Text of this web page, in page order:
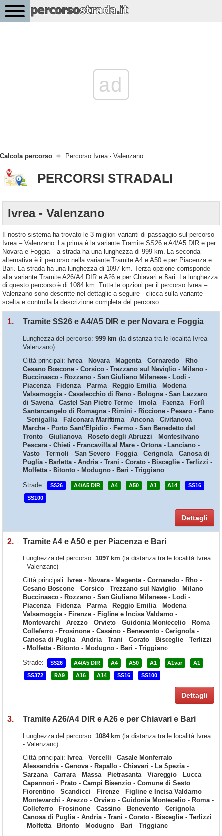
ad
Calcola percorso Percorso Ivrea - Valenzano
PERCORSI STRADALI
Ivrea - Valenzano
Il nostro sistema ha trovato le 3 migliori varianti di passaggio sul percorso
Ivrea – Valenzano. La prima è la variante Tramite SS26 e A4/A5 DIR e per
Novara e Foggia - la strada ha una lunghezza di 999 km. La seconda
alternativa è il percorso nella variante Tramite A4 e A50 e per Piacenza e
Bari. La strada ha una lunghezza di 1097 km. Terza opzione corrisponde
alla variante Tramite A26/A4 DIR e A26 e per Chiavari e Bari. La lunghezza
di questo percorso è di 1084 km. Tutte le opzioni per il percorso Ivrea –
Valenzano sono descritte nel dettaglio a seguire - clicca sulla variante
scelta e controlla la descrizione completa del percorso.
1. Tramite SS26 e A4/A5 DIR e per Novara e Foggia
Lunghezza del percorso: 999 km (la distanza tra le località Ivrea -
Valenzano)
Città principali: Ivrea- Novara- Magenta- Cornaredo - Rho -
Cesano Boscone - Corsico - Trezzano sul Naviglio - Milano -
Buccinasco - Rozzano - San Giuliano Milanese - Lodi -
Piacenza- Fidenza- Parma- Reggio Emilia- Modena-
Valsamoggia- Casalecchio di Reno - Bologna- San Lazzaro
di Savena- Castel San Pietro Terme - Imola- Faenza- Forlì -
Santarcangelo di Romagna- Rimini - Riccione - Pesaro - Fano
- Senigallia- Falconara Marittima- Ancona- Civitanova
Marche - Porto Sant'Elpidio - Fermo - San Benedetto del
Tronto - Giulianova- Roseto degli Abruzzi - Montesilvano -
Pescara- Chieti - Francavilla al Mare - Ortona- Lanciano -
Vasto - Termoli - San Severo - Foggia- Cerignola- Canosa di
Puglia- Barletta- Andria- Trani - Corato - Bisceglie - Terlizzi -
Molfetta- Bitonto - Modugno - Bari - Triggiano
Strade:
SS26 A4/A5 DIR A4 A50 A1 A14 SS16
SS100
Dettagli
2. Tramite A4 e A50 e per Piacenza e Bari
Lunghezza del percorso: 1097 km (la distanza tra le località Ivrea
- Valenzano)
Città principali: Ivrea- Novara- Magenta- Cornaredo - Rho -
Cesano Boscone - Corsico - Trezzano sul Naviglio - Milano -
Buccinasco - Rozzano - San Giuliano Milanese - Lodi -
Piacenza- Fidenza- Parma- Reggio Emilia- Modena-
Valsamoggia- Firenze - Figline e Incisa Valdarno -
Montevarchi - Arezzo - Orvieto - Guidonia Montecelio - Roma-
Colleferro - Frosinone - Cassino - Benevento - Cerignola-
Canosa di Puglia- Andria- Trani - Corato - Bisceglie - Terlizzi
- Molfetta- Bitonto - Modugno - Bari - Triggiano
Strade:
SS26 A4/A5 DIR A4 A50 A1 A1var A1
SS372 RA9 A16 A14 SS16 SS100
Dettagli
3. Tramite A26/A4 DIR e A26 e per Chiavari e Bari
Lunghezza del percorso: 1084 km (la distanza tra le località Ivrea
- Valenzano)
Città principali: Ivrea- Vercelli - Casale Monferrato -
Alessandria- Genova- Rapallo - Chiavari - La Spezia-
Sarzana- Carrara- Massa- Pietrasanta- Viareggio - Lucca-
Capannori - Prato - Campi Bisenzio - Comune di Sesto
Fiorentino - Scandicci - Firenze - Figline e Incisa Valdarno -
Montevarchi - Arezzo - Orvieto - Guidonia Montecelio - Roma-
Colleferro - Frosinone - Cassino - Benevento - Cerignola-
Canosa di Puglia- Andria- Trani - Corato - Bisceglie - Terlizzi
- Molfetta- Bitonto - Modugno - Bari - Triggiano